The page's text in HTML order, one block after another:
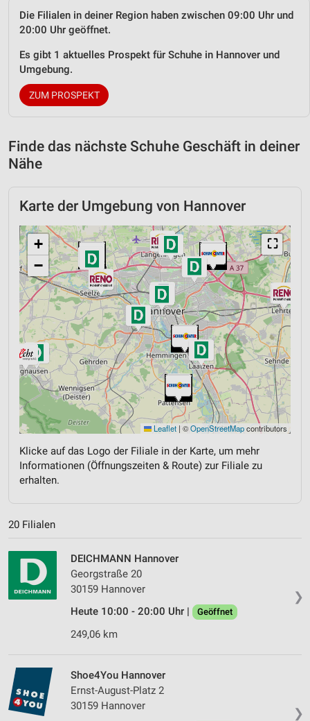
Die Filialen in deiner Region haben zwischen 09:00 Uhr und
20:00 Uhr geöffnet.
Es gibt 1 aktuelles Prospekt für Schuhe in Hannover und
Umgebung.
ZUM PROSPEKT
Finde das nächste Schuhe Geschäft in deiner
Nähe
Karte der Umgebung von Hannover
⛶
+
−
Leaflet | ©OpenStreetMapcontributors
Klicke auf das Logo der Filiale in der Karte, um mehr
Informationen (Öffnungszeiten & Route) zur Filiale zu
erhalten.
20 Filialen
❯
DEICHMANN Hannover
Georgstraße 20
30159 Hannover
Heute 10:00 - 20:00 Uhr |
Geöffnet
249,06 km
❯
Shoe4You Hannover
Ernst-August-Platz 2
30159 Hannover